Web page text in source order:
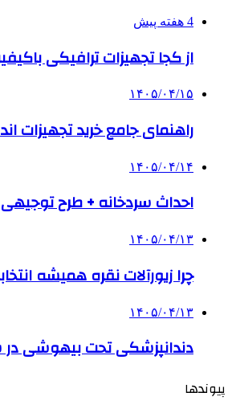
4 هفته پیش
از کجا تجهیزات ترافیکی
۱۴۰۵/۰۴/۱۵
راهنمای جامع خرید تجهیزات
۱۴۰۵/۰۴/۱۴
احداث سردخانه + طرح توجیهی و
۱۴۰۵/۰۴/۱۳
چرا زیورآلات نقره همیشه
۱۴۰۵/۰۴/۱۳
دندانپزشکی تحت بیهوشی در
پیوندها